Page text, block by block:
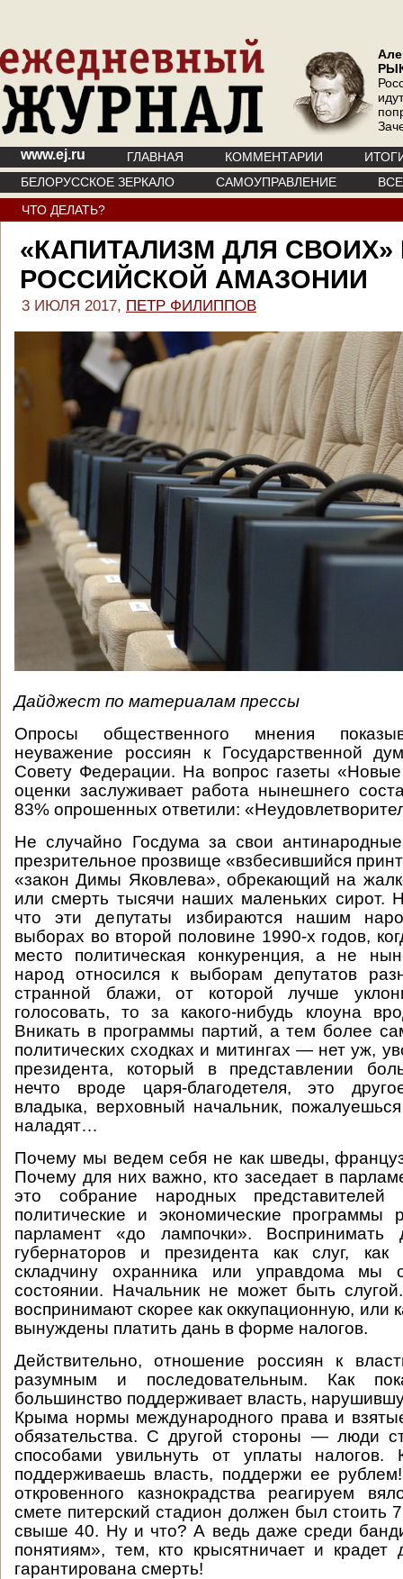
www.ej.ru ГЛАВНАЯ КОММЕНТАРИИ
БЕЛОРУССКОЕ ЗЕРКАЛО
САМОУПРАВЛЕНИЕ
ЧТО ДЕЛАТЬ?
«КАПИТАЛИЗМ ДЛЯ СВОИХ»
РОССИЙСКОЙ АМАЗОНИИ
3 ИЮЛЯ 2017, ПЕТР ФИЛИППОВ
Дайджест по материалам прессы
Опросы общественного мнения
неуважение россиян к Государственной
Совету Федерации. На вопрос газеты «Новые
оценки заслуживает работа нынешнего
83% опрошенных ответили:
Не случайно Госдума за свои
презрительное прозвище «взбесившийся
«закон Димы Яковлева», обрекающий на
или смерть тысячи наших маленьких сирот.
что эти депутаты избираются нашим
выборах во второй половине 1990-х годов,
место политическая конкуренция, а не
народ относился к выборам депутатов
странной блажи, от которой лучше
голосовать, то за какого-нибудь клоуна
Вникать в программы партий, а тем более
политических сходках и митингах — нет уж,
президента, который в представлении
нечто вроде царя-благодетеля, это
владыка, верховный начальник,
наладят…
Почему мы ведем себя не как шведы,
Почему для них важно, кто заседает в
это собрание народных представителей
политические и экономические программы
парламент «до лампочки». Воспринимать
губернаторов и президента как слуг,
складчину охранника или управдома мы
состоянии. Начальник не может быть
воспринимают скорее как оккупационную, или
вынуждены платить дань в форме налогов.
Действительно, отношение россиян к
разумным и последовательным. Как
большинство поддерживает власть,
Крыма нормы международного права и
обязательства. С другой стороны — люди
способами увильнуть от уплаты налогов.
поддерживаешь власть, поддержи ее
откровенного казнокрадства реагируем
смете питерский стадион должен был стоить
свыше 40. Ну и что? А ведь даже среди
понятиям», тем, кто крысятничает и крадет
гарантирована смерть!